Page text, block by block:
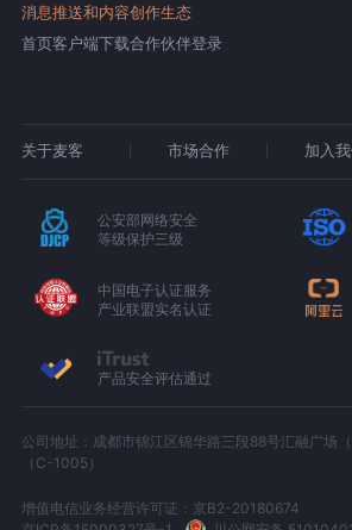
消息推送和内容创作生态
首页客户端下载合作伙伴登录
关于麦客 市场合作 加入
公安部网络安全
等级保护三级
中国电子认证服务
产业联盟实名认证
产品安全评估通过
公司地址：成都市锦江区锦华路三段88号汇融广场
（C-1005）
增值电信业务经营许可证：京B2-20180674